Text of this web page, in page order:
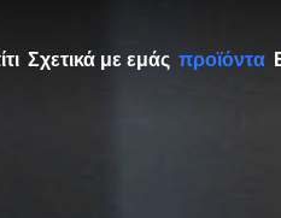
Σχετικά με εμάς προϊόντα